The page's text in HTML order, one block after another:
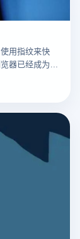
用指纹来快
器已经成为了
用它。